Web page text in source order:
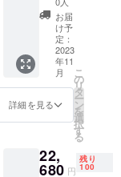
済、さらに
発）の予防
による間接
的な救済。
２．難病患
者の直接的
らに難病
（再発）の
る方に
絶対飲
んで欲
しいサ
プリで
す。楽
しく飲
んで翌
な飲酒
をサ
eサンプ
ル×１枚
サービ
のめざ
Premiu
m：30
粒入
り 巨
ウの捨
てられ
お届
け予
定：
2023
年11
月
詳細を見る
こ
の
リ
タ
ー
ン
を
選
択
す
る
22,
680 円
残り
100